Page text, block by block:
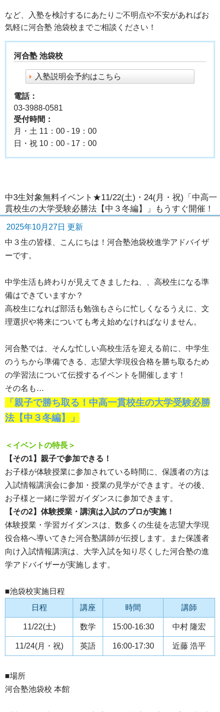
など、入塾を検討するにあたりご不明点や不安があればお
気軽に河合塾 池袋校までご相談ください！
河合塾 池袋校
入塾説明会予約はこちら
電話：
03-3988-0581
受付時間：
月・土 11：00 - 19：00
日・祝 10：00 - 17：00
中3生対象無料イベント★11/22(土)・24(月・祝)「中高一
貫校生の大学受験必勝法【中３冬編】」もうすぐ開催！
2025年10月27日 更新
中３生の皆様、こんにちは！河合塾池袋校進学アドバイザ
ーです。
中学生活も終わりが見えてきましたね、、高校生になる準
備はできていますか？
高校生になれば部活も勉強もさらに忙しくなるうえに、文
理選択や将来についても考え始めなければなりません。
河合塾では、そんな忙しい高校生活を迎える前に、中学生
のうちから準備できる、志望大学現役合格を勝ち取るため
の学習法について伝授するイベントを開催します！
その名も…
「親子で勝ち取る！中高一貫校生の大学受験必勝
法【中３冬編】」
＜イベントの特長＞
【その1】親子で参加できる！
お子様が体験授業に参加されている時間に、保護者の方は
入試情報講演会に参加・授業の見学ができます。その後、
お子様と一緒に学習ガイダンスに参加できます。
【その2】体験授業・講演は入試のプロが実施！
体験授業・学習ガイダンスは、数多くの生徒を志望大学現
役合格へ導いてきた河合塾講師が伝授します。また保護者
向け入試情報講演は、大学入試を知り尽くした河合塾の進
学アドバイザーが実施します。
■池袋校実施日程
日程
講座 時間 講師
11/22(土) 数学 15:00-16:30 中村 隆宏
11/24(月・祝) 英語 16:00-17:30 近藤 浩平
■場所
河合塾池袋校 本館